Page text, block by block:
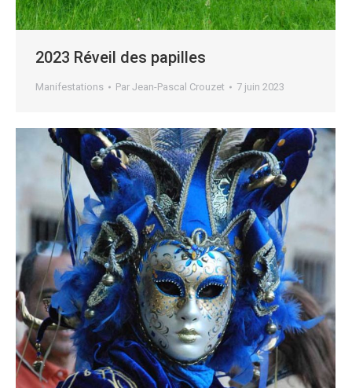
2023 Réveil des papilles
Manifestations Par Jean-Pascal Crouzet 7 juin 2023